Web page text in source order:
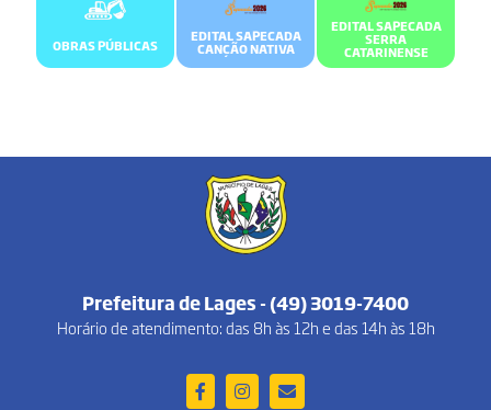
OBRAS PÚBLICAS
EDITAL SAPECADA
CANÇÃO NATIVA
EDITAL SAPECADA
SERRA
CATARINENSE
Prefeitura de Lages - (49) 3019-7400
Horário de atendimento: das 8h às 12h e das 14h às 18h